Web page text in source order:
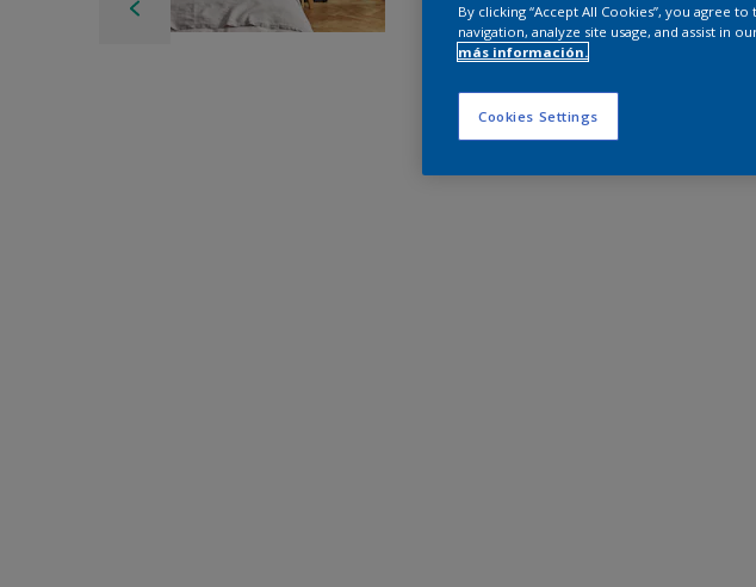
By clicking “Accept All Cookies”, you agree
navigation, analyze site usage, and assist in
más información.
Cookies Settings